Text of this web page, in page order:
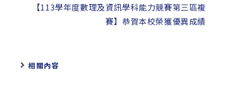
【113學年度數理及資訊學科能力競賽第三區複
賽】恭賀本校榮獲優異成績
相關內容